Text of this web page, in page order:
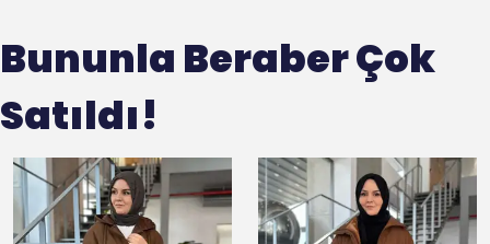
Bununla Beraber Çok
Satıldı!